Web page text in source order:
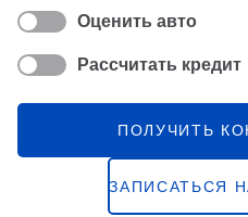
Оценить авто
Рассчитать кредит
ПОЛУЧИТЬ
ЗАПИСАТЬСЯ